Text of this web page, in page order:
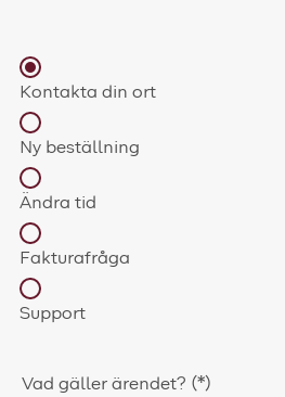
Kontakta din ort
Ny beställning
Ändra tid
Fakturafråga
Support
Vad gäller ärendet?